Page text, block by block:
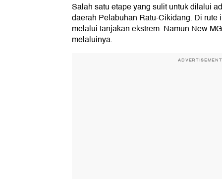
Salah satu etape yang sulit untuk dilalui
daerah Pelabuhan Ratu-Cikidang. Di rute
melalui tanjakan ekstrem. Namun New
melaluinya.
ADVERTISEMENT